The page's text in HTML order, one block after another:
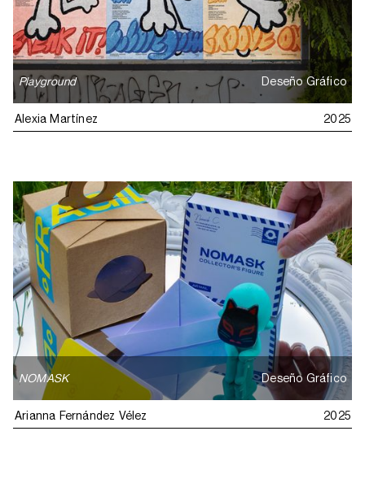
Playground Deseño Gráfico
Alexia Martínez 2025
NOMASK Deseño Gráfico
Arianna Fernández Vélez 2025